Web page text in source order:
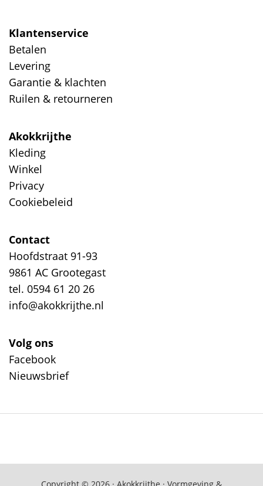
Klantenservice
Betalen
Levering
Garantie & klachten
Ruilen & retourneren
Akokkrijthe
Kleding
Winkel
Privacy
Cookiebeleid
Contact
Hoofdstraat 91-93
9861 AC Grootegast
tel. 0594 61 20 26
info@akokkrijthe.nl
Volg ons
Facebook
Nieuwsbrief
Copyright © 2026 · Akokkrijthe · Vormgeving &